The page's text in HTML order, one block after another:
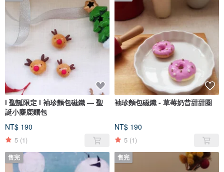
I 聖誕限定 I 袖珍麵包磁鐵 — 聖
誕小麋鹿麵包
NT$ 190
5 (1)
袖珍麵包磁鐵 - 草莓奶昔甜甜圈
NT$ 190
5 (1)
售完 售完